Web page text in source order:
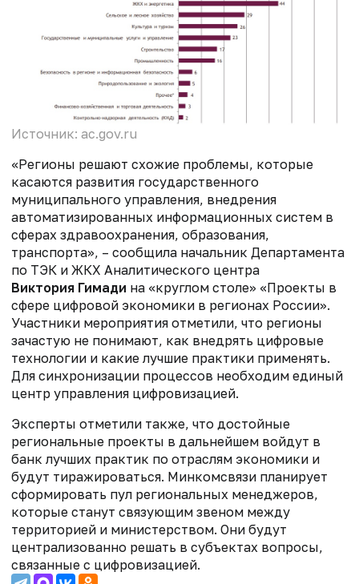
Источник: ac.gov.ru
«Регионы решают схожие проблемы, которые
касаются развития государственного
муниципального управления, внедрения
автоматизированных информационных систем в
сферах здравоохранения, образования,
транспорта», – сообщила начальник Департамента
по ТЭК и ЖКХ Аналитического центра
Виктория Гимади на «круглом столе» «Проекты в
сфере цифровой экономики в регионах России».
Участники мероприятия отметили, что регионы
зачастую не понимают, как внедрять цифровые
технологии и какие лучшие практики применять.
Для синхронизации процессов необходим единый
центр управления цифровизацией.
Эксперты отметили также, что достойные
региональные проекты в дальнейшем войдут в
банк лучших практик по отраслям экономики и
будут тиражироваться. Минкомсвязи планирует
сформировать пул региональных менеджеров,
которые станут связующим звеном между
территорией и министерством. Они будут
централизованно решать в субъектах вопросы,
связанные с цифровизацией.